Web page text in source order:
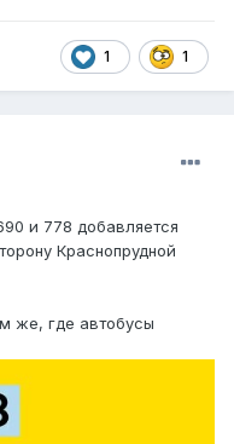
1 1
и 778 добавляется
Краснопрудной
же, где автобусы